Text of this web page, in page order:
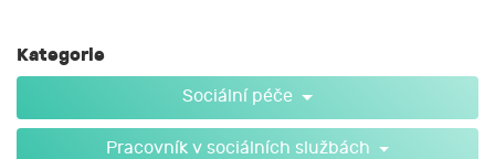
Kategorie
Sociální péče
Pracovník v sociálních službách